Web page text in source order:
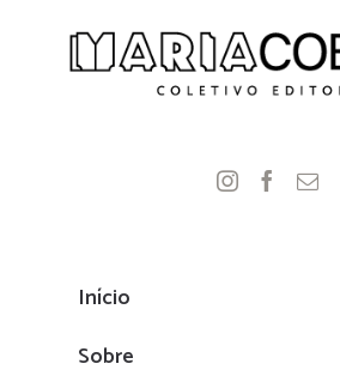
Início
Sobre